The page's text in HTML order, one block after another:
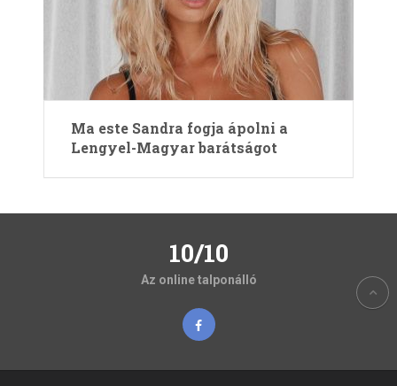
Ma este Sandra fogja ápolni a
Lengyel-Magyar barátságot
10/10
Az online talponálló